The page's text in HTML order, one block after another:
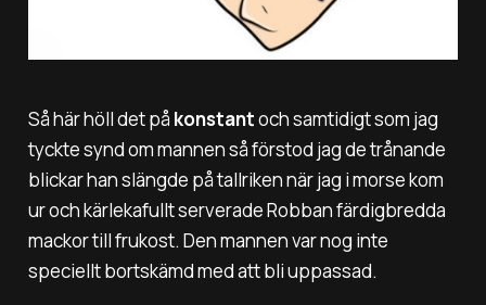
Så här höll det på konstantoch samtidigt som jag
tyckte synd om mannen så förstod jag de trånande
blickar han slängde på tallriken när jag i morse kom
ur och kärlekafullt serverade Robban färdigbredda
mackor till frukost. Den mannen var nog inte
speciellt bortskämd med att bli uppassad.